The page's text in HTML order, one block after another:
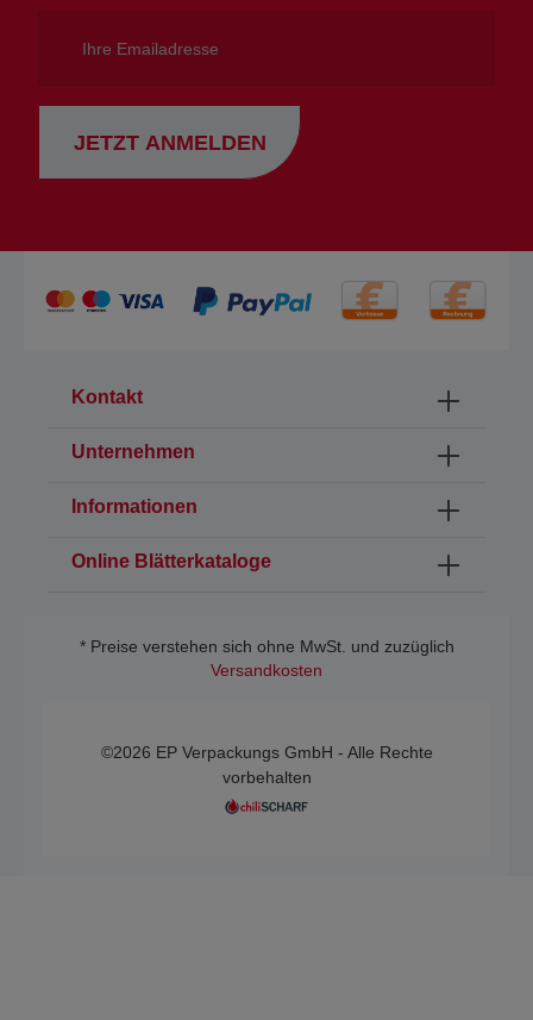
Emailadresse
JETZT ANMELDEN
Kontakt
Unternehmen
Informationen
Online Blätterkataloge
* Preise verstehen sich ohne MwSt. und zuzüglich
Versandkosten
©2026 EP Verpackungs GmbH - Alle Rechte
vorbehalten